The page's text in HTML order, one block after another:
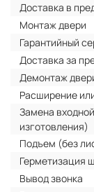
Доставка в
Монтаж двери
Гарантийный
Доставка за
Демонтаж
Расширение
Замена
изготовления)
Подъем (без
Герметизация
Вывод звонка